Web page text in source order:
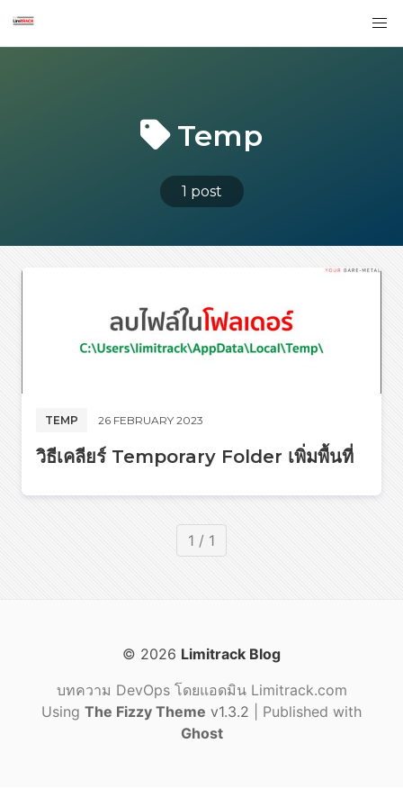
Temp
1 post
TEMP 26 FEBRUARY 2023
วิธีเคลียร์ Temporary Folder เพิ่มพื้นที่
1 / 1
© 2026 Limitrack Blog
บทความ DevOps โดยแอดมิน Limitrack.com
Using The Fizzy Theme v1.3.2
| Published with
Ghost